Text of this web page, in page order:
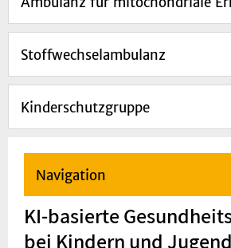
Stoffwechselambulanz
Kinderschutzgruppe
Navigation
KI-basierte
bei Kindern und